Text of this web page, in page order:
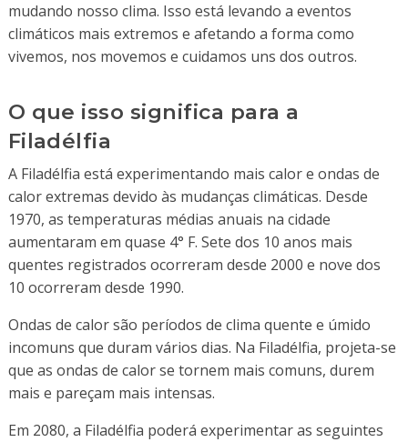
mudando nosso clima. Isso está levando a eventos
climáticos mais extremos e afetando a forma como
vivemos, nos movemos e cuidamos uns dos outros.
O que isso significa para a
Filadélfia
A Filadélfia está experimentando mais calor e ondas de
calor extremas devido às mudanças climáticas. Desde
1970, as temperaturas médias anuais na cidade
aumentaram em quase 4° F. Sete dos 10 anos mais
quentes registrados ocorreram desde 2000 e nove dos
10 ocorreram desde 1990.
Ondas de calor são períodos de clima quente e úmido
incomuns que duram vários dias. Na Filadélfia, projeta-se
que as ondas de calor se tornem mais comuns, durem
mais e pareçam mais intensas.
Em 2080, a Filadélfia poderá experimentar as seguintes